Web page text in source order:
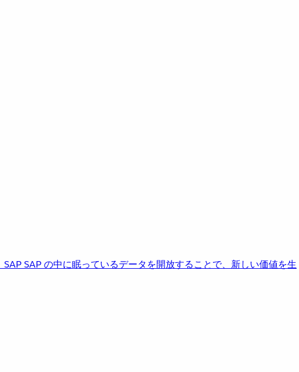
SAPSAP の中に眠っているデータを開放することで、新しい価値を生